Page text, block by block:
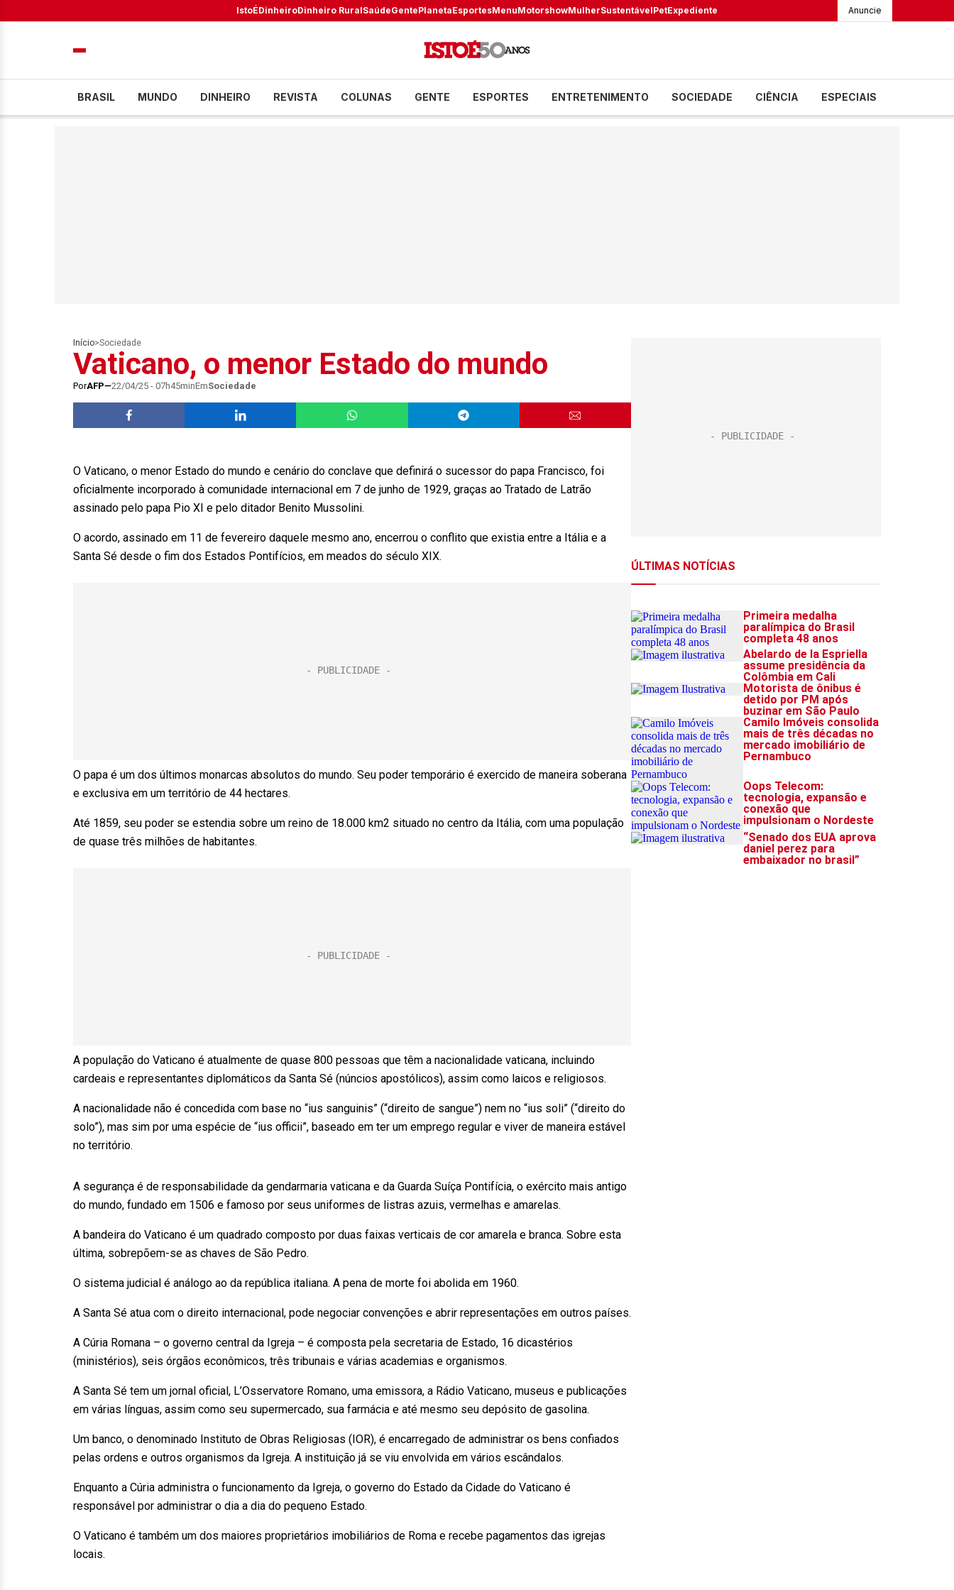
IstoÉDinheiroDinheiro RuralSaúdeGentePlanetaEsportesMenuMotorshowMulherSustentávelPetExpediente Anuncie
BRASIL MUNDO DINHEIRO REVISTA COLUNAS GENTE ESPORTES ENTRETENIMENTO SOCIEDADE CIÊNCIA ESPECIAIS
Início>Sociedade
Vaticano, o menor Estado do mundo
PorAFP 22/04/25 - 07h45minEmSociedade
O Vaticano, o menor Estado do mundo e cenário do conclave que definirá o sucessor do papa Francisco, foi
oficialmente incorporado à comunidade internacional em 7 de junho de 1929, graças ao Tratado de Latrão
assinado pelo papa Pio XI e pelo ditador Benito Mussolini.
O acordo, assinado em 11 de fevereiro daquele mesmo ano, encerrou o conflito que existia entre a Itália e a
Santa Sé desde o fim dos Estados Pontifícios, em meados do século XIX.
O papa é um dos últimos monarcas absolutos do mundo. Seu poder temporário é exercido de maneira soberana
e exclusiva em um território de 44 hectares.
Até 1859, seu poder se estendia sobre um reino de 18.000 km2 situado no centro da Itália, com uma população
de quase três milhões de habitantes.
A população do Vaticano é atualmente de quase 800 pessoas que têm a nacionalidade vaticana, incluindo
cardeais e representantes diplomáticos da Santa Sé (núncios apostólicos), assim como laicos e religiosos.
A nacionalidade não é concedida com base no “ius sanguinis” (“direito de sangue”) nem no “ius soli” (“direito do
solo”), mas sim por uma espécie de “ius officii”, baseado em ter um emprego regular e viver de maneira estável
no território.
A segurança é de responsabilidade da gendarmaria vaticana e da Guarda Suíça Pontifícia, o exército mais antigo
do mundo, fundado em 1506 e famoso por seus uniformes de listras azuis, vermelhas e amarelas.
A bandeira do Vaticano é um quadrado composto por duas faixas verticais de cor amarela e branca. Sobre esta
última, sobrepõem-se as chaves de São Pedro.
O sistema judicial é análogo ao da república italiana. A pena de morte foi abolida em 1960.
A Santa Sé atua com o direito internacional, pode negociar convenções e abrir representações em outros países.
A Cúria Romana – o governo central da Igreja – é composta pela secretaria de Estado, 16 dicastérios
(ministérios), seis órgãos econômicos, três tribunais e várias academias e organismos.
A Santa Sé tem um jornal oficial, L’Osservatore Romano, uma emissora, a Rádio Vaticano, museus e publicações
em várias línguas, assim como seu supermercado, sua farmácia e até mesmo seu depósito de gasolina.
Um banco, o denominado Instituto de Obras Religiosas (IOR), é encarregado de administrar os bens confiados
pelas ordens e outros organismos da Igreja. A instituição já se viu envolvida em vários escândalos.
Enquanto a Cúria administra o funcionamento da Igreja, o governo do Estado da Cidade do Vaticano é
responsável por administrar o dia a dia do pequeno Estado.
O Vaticano é também um dos maiores proprietários imobiliários de Roma e recebe pagamentos das igrejas
locais.